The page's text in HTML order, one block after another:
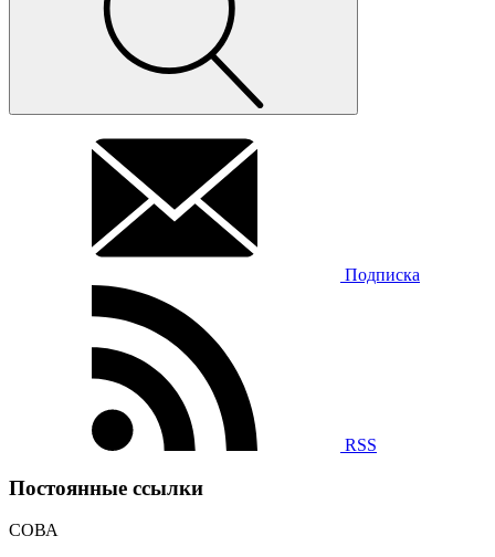
Подписка
RSS
Постоянные ссылки
СОВА